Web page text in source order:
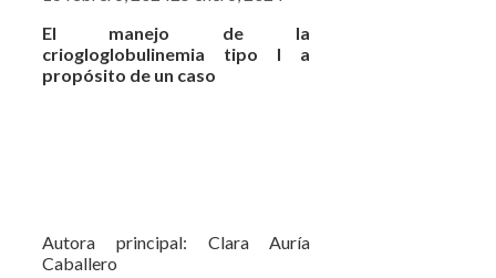
El manejo de la
criogloglobulinemia tipo I a
propósito de un caso
Autora principal: Clara Auría
Caballero